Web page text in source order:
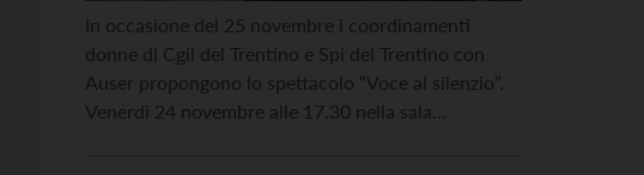
In occasione del 25 novembre i coordinamenti
donne di Cgil del Trentino e Spi del Trentino con
Auser propongono lo spettacolo “Voce al silenzio”.
Venerdì 24 novembre alle 17.30 nella sala